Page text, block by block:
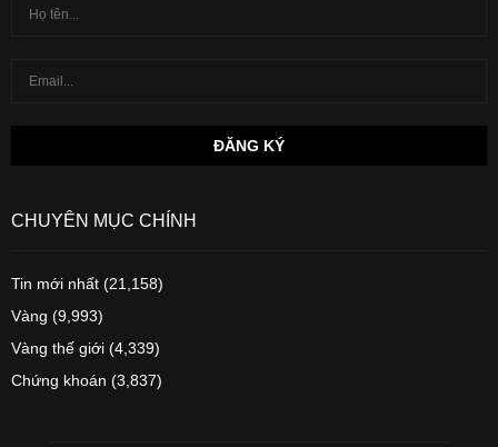
CHUYÊN MỤC CHÍNH
Tin mới nhất (21,158)
Vàng (9,993)
Vàng thế giới (4,339)
Chứng khoán (3,837)